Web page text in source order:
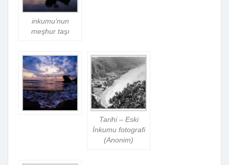
inkumu’nun
meşhur taşı
Tarihi – Eski
İnkumu fotografi
(Anonim)